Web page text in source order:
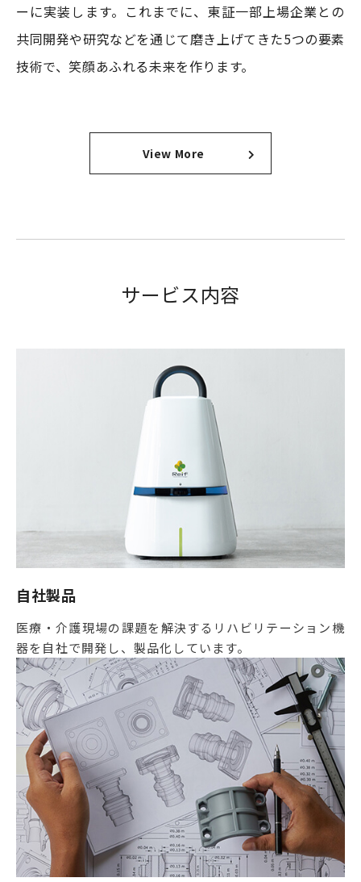
ーに実装します。これまでに、東証一部上場企業との
共同開発や研究などを通じて磨き上げてきた5つの要素
技術で、笑顔あふれる未来を作ります。
View More
サービス内容
自社製品
医療・介護現場の課題を解決するリハビリテーション機
器を自社で開発し、製品化しています。